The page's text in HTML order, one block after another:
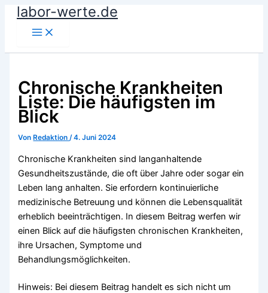
Zumlabor-werte.de
Chronische Krankheiten
Liste: Die häufigsten im
Blick
Von Redaktion/4. Juni 2024
Chronische Krankheiten sind langanhaltende
Gesundheitszustände, die oft über Jahre oder sogar ein
Leben lang anhalten. Sie erfordern kontinuierliche
medizinische Betreuung und können die Lebensqualität
erheblich beeinträchtigen. In diesem Beitrag werfen wir
einen Blick auf die häufigsten chronischen Krankheiten,
ihre Ursachen, Symptome und
Behandlungsmöglichkeiten.
Hinweis: Bei diesem Beitrag handelt es sich nicht um